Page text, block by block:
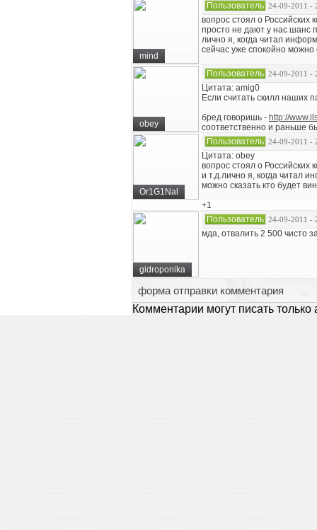
mind
Пользователь 24-09-2011 -
вопрос стоял о Российских
просто не дают у нас шанс
лично я, когда читал
сейчас уже спокойно можно
obey
Пользователь 24-09-2011 -
Цитата: amig0
Если считать скилл наших
бред говоришь - http://
соответственно и раньше
Or1G1Nal
Пользователь 24-09-2011 -
Цитата: obey
вопрос стоял о Российских
и т.д.лично я, когда читал
можно сказать кто будет
+1
gidroponika
Пользователь 24-09-2011 -
мда, отвалить 2 500 чисто
форма отправки комментария
Комментарии могут писать